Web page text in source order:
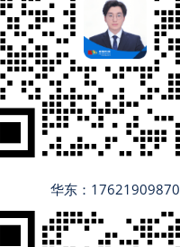
华东：17621909870